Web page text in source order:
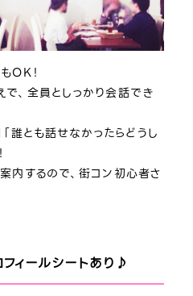
OK！
、全員としっかり会話でき
誰とも話せなかったらどうし
内するので、街コン初心者さ
ィールシートあり♪